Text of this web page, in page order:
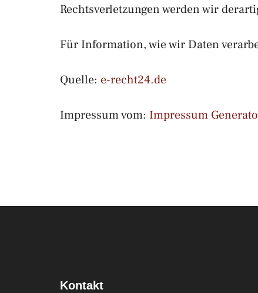
Rechtsverletzungen werden wir
Für Information, wie wir Daten
Quelle: e-recht24.de
Impressum vom: Impressum
Kontakt